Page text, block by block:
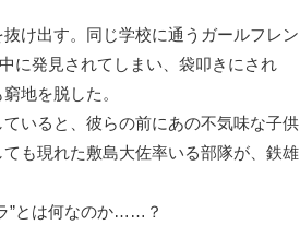
け出す。同じ学校に通うガールフレン
に発見されてしまい、袋叩きにされ
地を脱した。
いると、彼らの前にあの不気味な子供
も現れた敷島大佐率いる部隊が、鉄雄
”とは何なのか……？